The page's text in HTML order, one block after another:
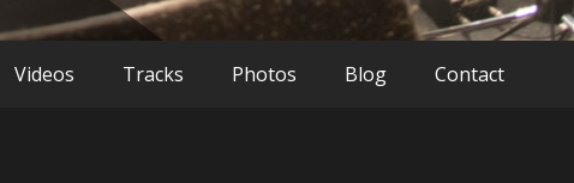
Videos Tracks Photos Blog Contact